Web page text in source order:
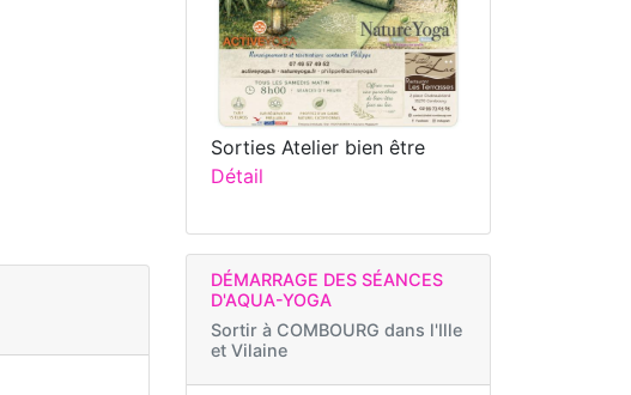
Sorties Atelier bien être
Détail
DÉMARRAGE DES SÉANCES
D'AQUA-YOGA
Sortir à COMBOURG dans l'Ille
et Vilaine